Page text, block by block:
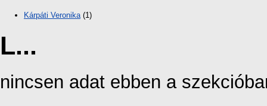
Kárpáti Veronika(1)
L...
nincsen adat ebben a